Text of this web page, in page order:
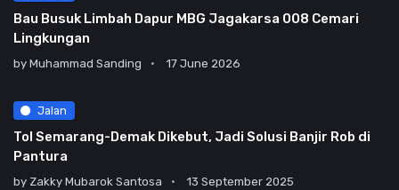
Bau Busuk Limbah Dapur MBG Jagakarsa 008 Cemari
Lingkungan
by Muhammad Sanding 17 June 2026
Jalan
Tol Semarang-Demak Dikebut, Jadi Solusi Banjir Rob di
Pantura
by Zakky Mubarok Santosa 13 September 2025